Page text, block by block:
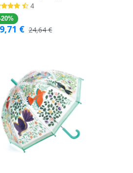
Warenkorb
4
20%
€ 24,64€